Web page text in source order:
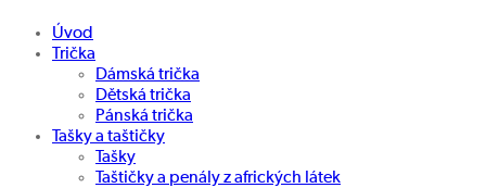
Úvod
Trička
Dámská trička
Dětská trička
Pánská trička
Tašky a taštičky
Tašky
Taštičky a penály z afrických látek